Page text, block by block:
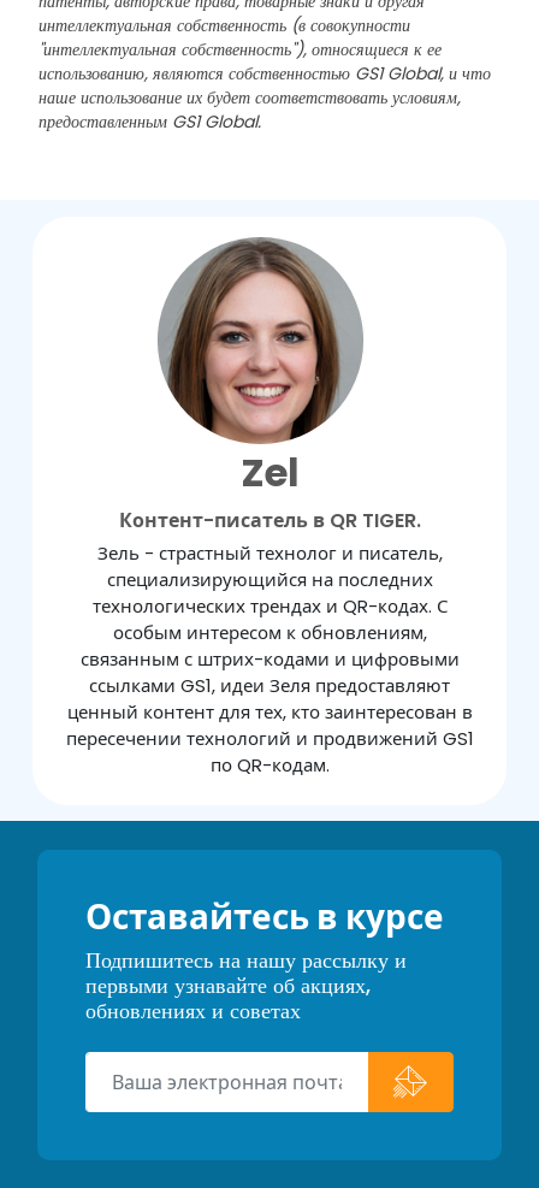
интеллектуальная собственность (в совокупности
"интеллектуальная собственность"), относящиеся к ее
использованию, являются собственностью GS1 Global, и что
наше использование их будет соответствовать условиям,
предоставленным GS1 Global.
Zel
Контент-писатель в QR TIGER.
Зель - страстный технолог и писатель,
специализирующийся на последних
технологических трендах и QR-кодах. С
особым интересом к обновлениям,
связанным с штрих-кодами и цифровыми
ссылками GS1, идеи Зеля предоставляют
ценный контент для тех, кто заинтересован в
пересечении технологий и продвижений GS1
по QR-кодам.
Оставайтесь в курсе
Подпишитесь на нашу рассылку и
первыми узнавайте об акциях,
обновлениях и советах